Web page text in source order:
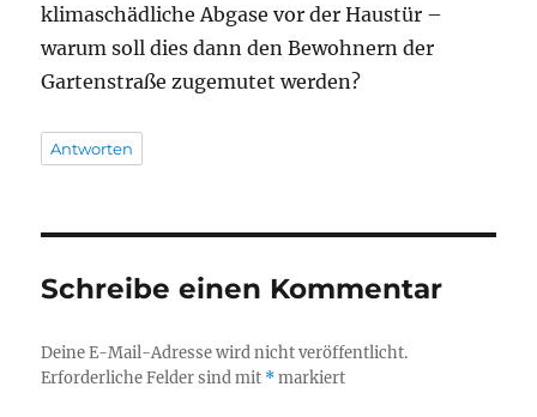
klimaschädliche Abgase vor der Haustür –
warum soll dies dann den Bewohnern der
Gartenstraße zugemutet werden?
Antworten
Schreibe einen Kommentar
Deine E-Mail-Adresse wird nicht veröffentlicht.
Erforderliche Felder sind mit *markiert